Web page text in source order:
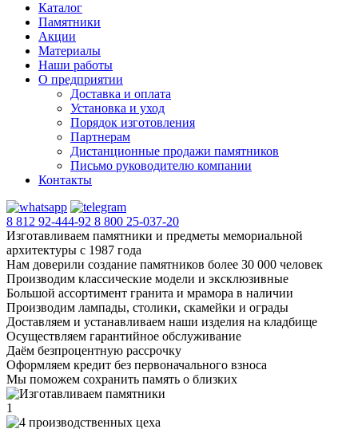
Каталог
Памятники
Акции
Материалы
Наши работы
О предприятии
Доставка и оплата
Установка и уход
Порядок изготовления
Партнерам
Дистанционные продажи памятников
Письмо руководителю компании
Контакты
8 812 92-444-92 8 800 25-037-20
Изготавливаем памятники и предметы мемориальной
архитектуры с 1987 года
Нам доверили создание памятников более 30 000 человек
Производим классические модели и эксклюзивные
Большой ассортимент гранита и мрамора в наличии
Производим лампады, столики, скамейки и ограды
Доставляем и устанавливаем наши изделия на кладбище
Осуществляем гарантийное обслуживание
Даём безпроцентную рассрочку
Оформляем кредит без первоначального взноса
Мы поможем сохранить память о близких
1